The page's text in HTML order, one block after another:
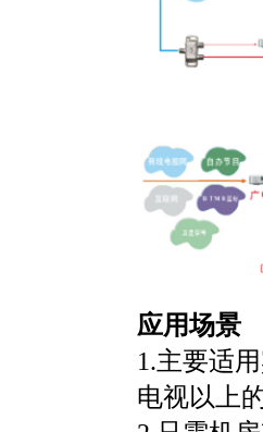
应用场景
1.主要适
电视以上